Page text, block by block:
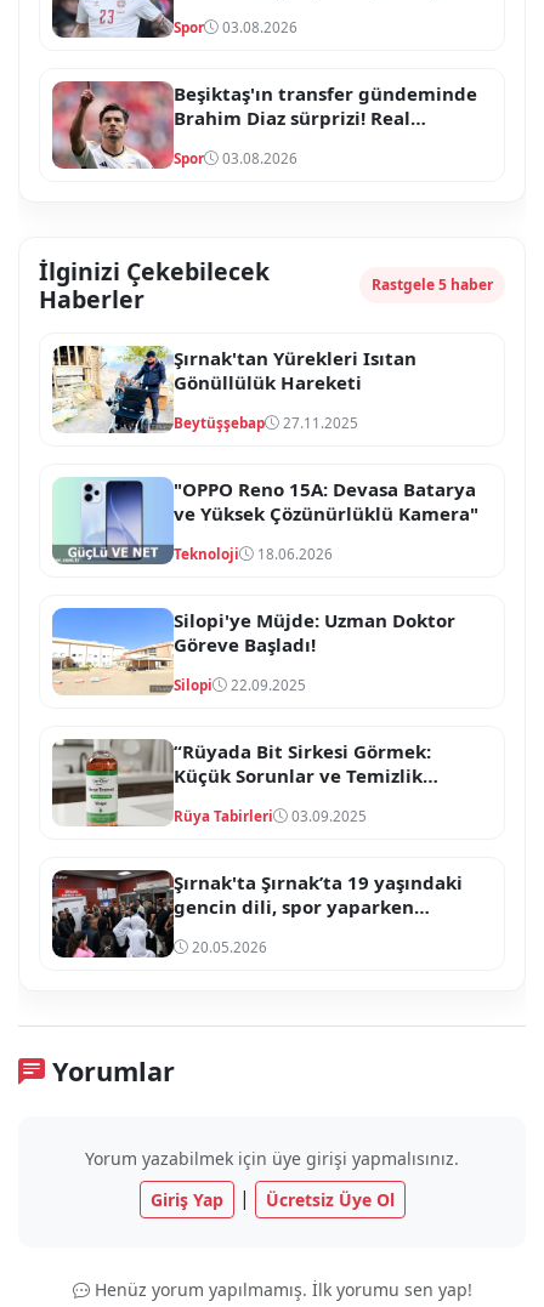
Spor 03.08.2026
Beşiktaş'ın transfer gündeminde
Brahim Diaz sürprizi! Real
başladı
Spor 03.08.2026
İlginizi Çekebilecek
Haberler
Rastgele 5 haber
Şırnak'tan Yürekleri Isıtan
Gönüllülük Hareketi
Beytüşşebap 27.11.2025
"OPPO Reno 15A: Devasa Batarya
ve Yüksek Çözünürlüklü Kamera"
Teknoloji 18.06.2026
Silopi'ye Müjde: Uzman Doktor
Göreve Başladı!
Silopi 22.09.2025
“Rüyada Bit Sirkesi Görmek:
Küçük Sorunlar ve Temizlik
Rüya Tabirleri 03.09.2025
Şırnak'ta Şırnak’ta 19 yaşındaki
gencin dili, spor yaparken
20.05.2026
Yorumlar
Yorum yazabilmek için üye girişi yapmalısınız.
Giriş Yap
| Ücretsiz Üye Ol
Henüz yorum yapılmamış. İlk yorumu sen yap!